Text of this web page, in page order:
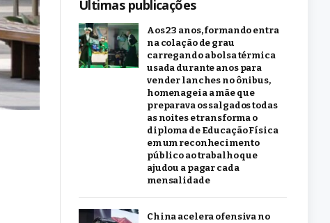
Últimas publicações
Aos 23 anos, formando entra
na colação de grau
carregando a bolsa térmica
usada durante anos para
vender lanches no ônibus,
homenageia a mãe que
preparava os salgados todas
as noites e transforma o
diploma de Educação Física
em um reconhecimento
público ao trabalho que
ajudou a pagar cada
mensalidade
China acelera ofensiva no